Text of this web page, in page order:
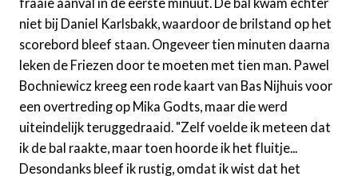
niet bij Daniel Karlsbakk, waardoor de brilstand op het
scorebord bleef staan. Ongeveer tien minuten daarna
leken de Friezen door te moeten met tien man. Pawel
Bochniewicz kreeg een rode kaart van Bas Nijhuis voor
een overtreding op Mika Godts, maar die werd
uiteindelijk teruggedraaid. "Zelf voelde ik meteen dat
ik de bal raakte, maar toen hoorde ik het fluitje...
Desondanks bleef ik rustig, omdat ik wist dat het